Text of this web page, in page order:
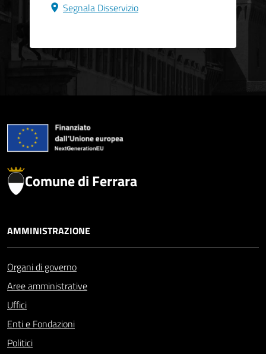
Segnala Disservizio
Comune di Ferrara
AMMINISTRAZIONE
Organi di governo
Aree amministrative
Uffici
Enti e Fondazioni
Politici